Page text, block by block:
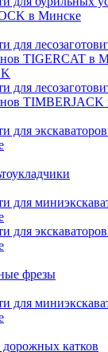
в Минске
для
TIGERCAT в
для
TIMBERJACK
для
для
для
фрезы
для
дорожных катков